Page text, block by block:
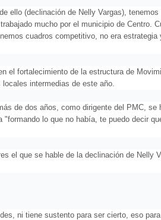
ello (declinación de Nelly Vargas), tenemos
mucho por el municipio de Centro.
cuadros competitivo, no era estrategia
el fortalecimiento de la estructura de
intermedias de este año.
de dos años, como dirigente del PMC, se
"formando lo que no había, te puedo decir
el que se hable de la declinación de Nelly
ni tiene sustento para ser cierto, eso